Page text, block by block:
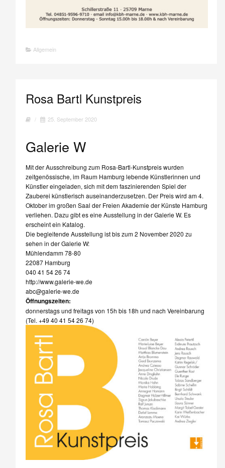
Allgemein
Rosa Bartl Kunstpreis
/ 25. September 2020
Galerie W
Mit der Ausschreibung zum Rosa-Bartl-Kunstpreis wurden
zeitgenössische, im Raum Hamburg lebende Künstlerinnen und
Künstler eingeladen, sich mit dem faszinierenden Spiel der
Zauberei künstlerisch auseinanderzusetzen. Der Preis wird am 4.
Oktober im großen Saal der Freien Akademie der Künste Hamburg
verliehen. Dazu gibt es eine Ausstellung in der Galerie W. Es
erscheint ein Katalog.
Die begleitende Ausstellung ist bis zum 2 November 2020 zu
sehen in der Galerie W:
Mühlendamm 78-80
22087 Hamburg
040 41 54 26 74
http://www.galerie-we.de
abc@galerie-we.de
Öffnungszeiten:
donnerstags und freitags von 15h bis 18h und nach Vereinbarung
(Tel. +49 40 41 54 26 74)